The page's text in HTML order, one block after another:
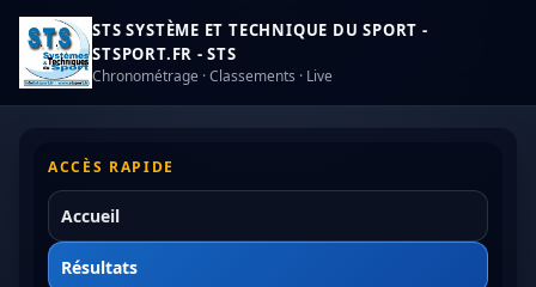
STS SYSTÈME ET TECHNIQUE DU SPORT -
STSPORT.FR - STS
Chronométrage · Classements · Live
ACCÈS RAPIDE
Accueil
Résultats